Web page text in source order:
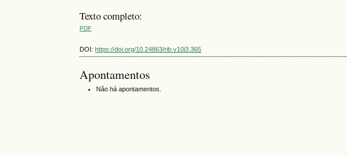
Texto completo:
PDF
DOI:https://doi.org/10.24863/rib.v10i3.365
Apontamentos
Não há apontamentos.